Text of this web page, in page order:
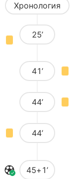
Хронология
25’
41’
44’
44’
45+1’